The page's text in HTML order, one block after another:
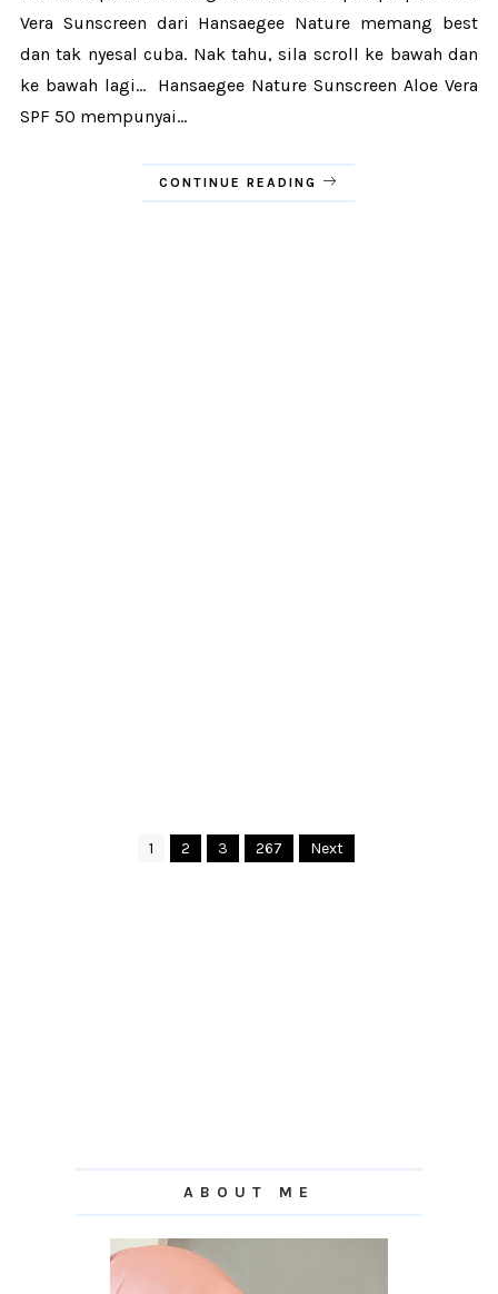
Vera Sunscreen dari Hansaegee Nature memang best
dan tak nyesal cuba. Nak tahu, sila scroll ke bawah dan
ke bawah lagi... Hansaegee Nature Sunscreen Aloe Vera
SPF 50 mempunyai...
CONTINUE READING
1 2 3 267 Next
ABOUT ME